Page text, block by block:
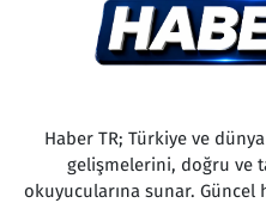
Haber TR; Türkiye ve
gelişmelerini, doğru ve
okuyucularına sunar. Güncel